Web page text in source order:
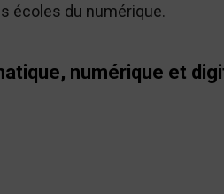
écoles du numérique.
numérique et